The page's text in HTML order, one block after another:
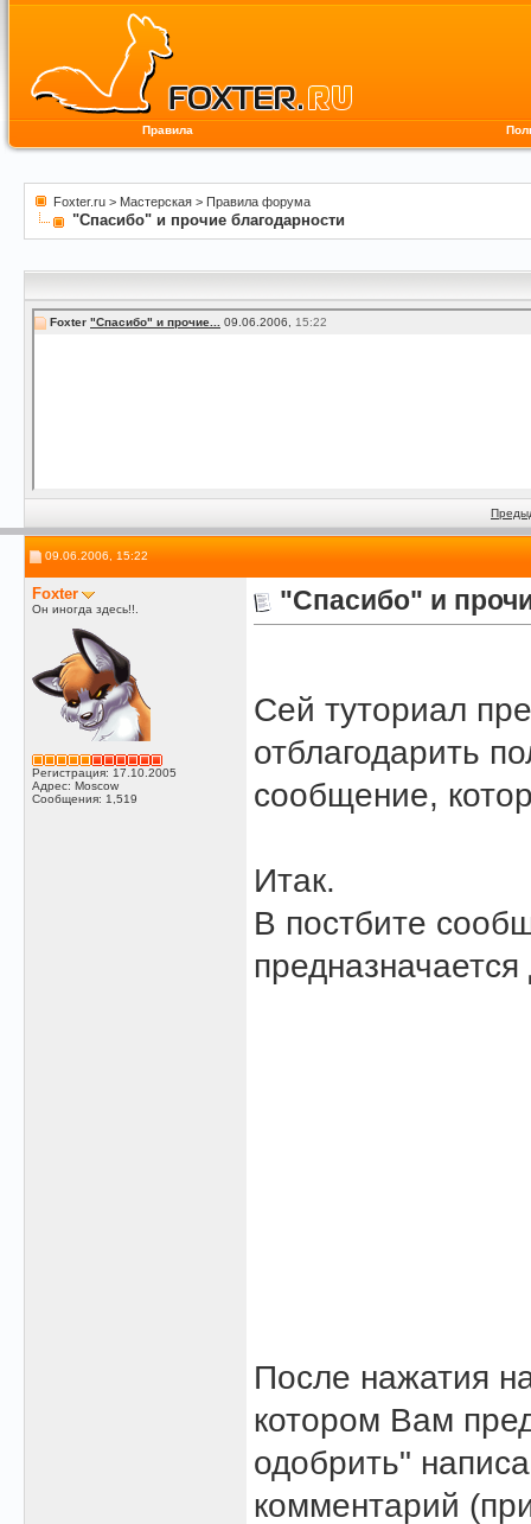
Правила
Foxter.ru > Мастерская > Правила форума
"Спасибо" и прочие благодарности
Foxter "Спасибо" и прочие... 09.06.2006, 15:22
09.06.2006, 15:22
Foxter
Он иногда здесь!!.
Регистрация: 17.10.2005
Адрес: Moscow
Сообщения: 1,519
"Спасибо" и
Сей туториал
отблагодарить
сообщение,
Итак.
В постбите
После нажатия
котором Вам
одобрить"
комментарий